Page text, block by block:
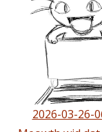
2026-03-26-